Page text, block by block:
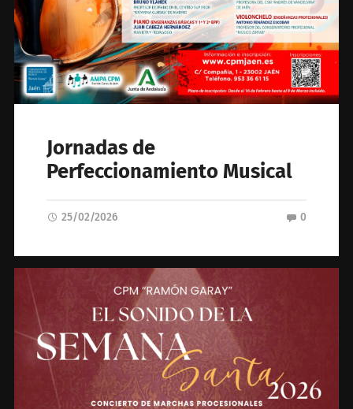
Jornadas de
Perfeccionamiento Musical
25/02/2026 0